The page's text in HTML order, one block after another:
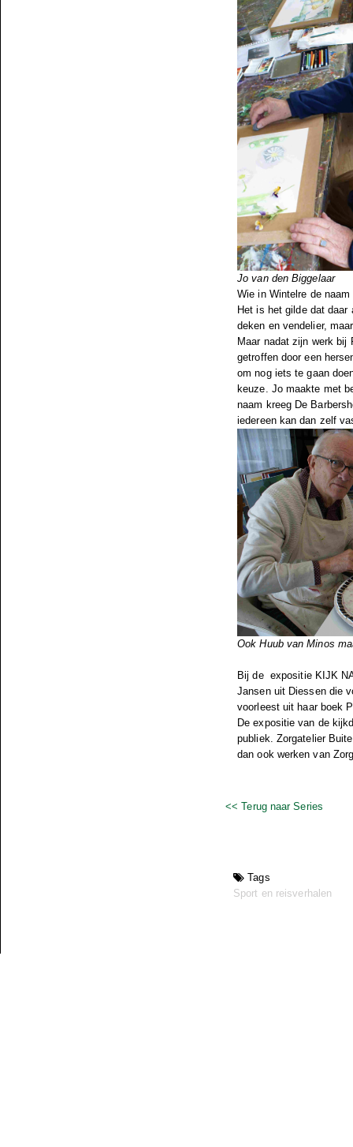
Jo van den Biggelaar
Wie in Wintelre de
Het is het gilde dat
deken en vendelier,
Maar nadat zijn werk bij
getroffen door een
om nog iets te gaan
keuze. Jo maakte met
naam kreeg De
iedereen kan dan zelf
Ook Huub van Minos
Bij de expositie KIJK
Jansen uit Diessen die
voorleest uit haar boek
De expositie van de
publiek. Zorgatelier
dan ook werken van
<< Terug naar Series
Tags
Sport en reisverhalen